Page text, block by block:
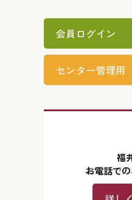
会員ログイン
センター管理用
福
お電話で